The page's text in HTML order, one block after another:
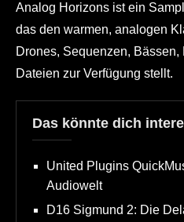
Analog Horizons ist ein
das den warmen, analogen
Drones, Sequenzen,
Dateien zur Verfügung stellt.
Das könnte dich
United Plugins
Audiowelt
D16 Sigmund 2: Die